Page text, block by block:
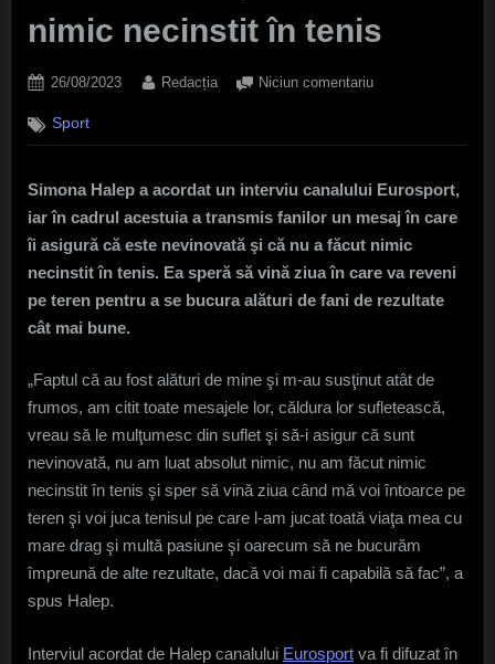
nimic necinstit în tenis
Posted
26/08/2023 By
Redacția Niciun comentariula
mesaj
fani:
Îi
asigur
că
luat
absolut
nimic,
făcut
nimic
necinstit
în
Sport
Simona Halep a acordat un interviu canalului Eurosport,
iar în cadrul acestuia a transmis fanilor un mesaj în care
îi asigură că este nevinovată şi că nu a făcut nimic
necinstit în tenis. Ea speră să vină ziua în care va reveni
pe teren pentru a se bucura alături de fani de rezultate
cât mai bune.
„Faptul că au fost alături de mine şi m-au susţinut atât de
frumos, am citit toate mesajele lor, căldura lor sufletească,
vreau să le mulţumesc din suflet şi să-i asigur că sunt
nevinovată, nu am luat absolut nimic, nu am făcut nimic
necinstit în tenis şi sper să vină ziua când mă voi întoarce pe
teren şi voi juca tenisul pe care l-am jucat toată viaţa mea cu
mare drag şi multă pasiune şi oarecum să ne bucurăm
împreună de alte rezultate, dacă voi mai fi capabilă să fac”, a
spus Halep.
Interviul acordat de Halep canalului Eurosport va fi difuzat în